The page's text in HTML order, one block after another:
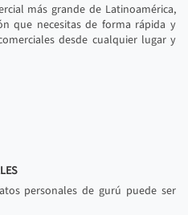
más grande de Latinoamérica,
que necesitas de forma rápida y
desde cualquier lugar y
personales de gurú puede ser